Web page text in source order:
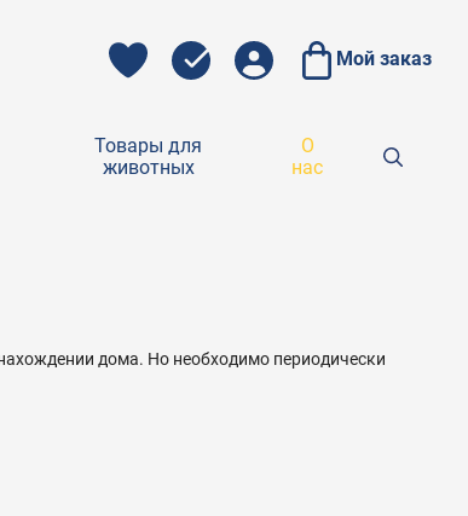
Мой заказ
Товары для
животных
О
нас
дома. Но необходимо периодически